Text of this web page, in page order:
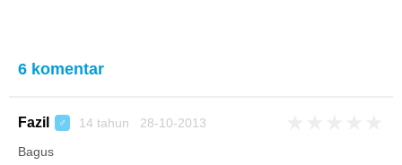
6 komentar
Fazil ♂ 14 tahun 28-10-2013
Bagus